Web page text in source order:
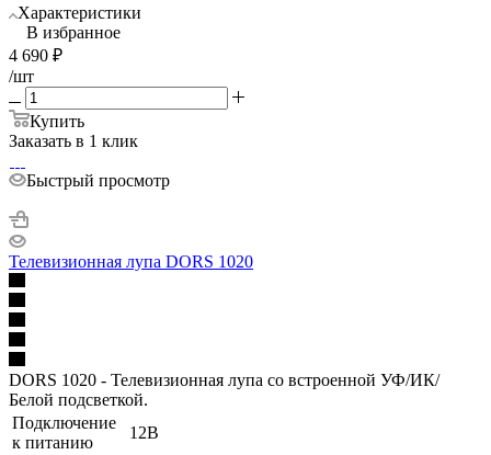
Характеристики
В избранное
4 690 ₽
/шт
Купить
Заказать в 1 клик
Быстрый просмотр
Телевизионная лупа DORS 1020
DORS 1020 - Телевизионная лупа со встроенной УФ/ИК/
Белой подсветкой.
Подключение
к питанию
12В